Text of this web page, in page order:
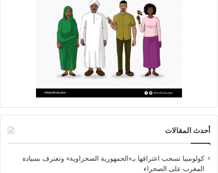
أحدث المقالات
كولومبيا تسحب اعترافها بـ«الجمهورية الصحراوية» وتعترف بسيادة
المغرب على الصحراء